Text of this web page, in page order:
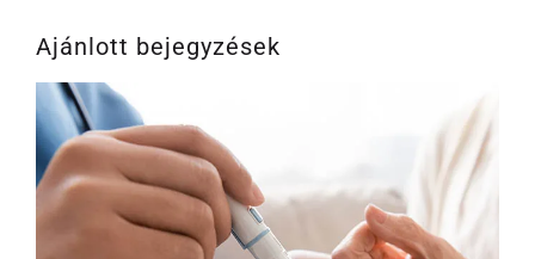
Ajánlott bejegyzések